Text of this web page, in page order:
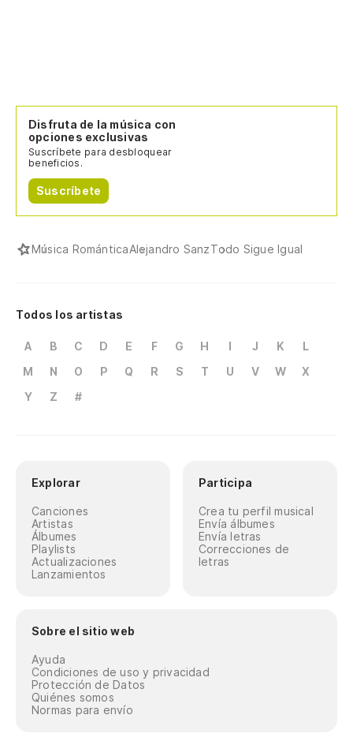
Disfruta de la música con
opciones exclusivas
Suscríbete para desbloquear
beneficios.
Suscríbete
Música RománticaAlejandro SanzTodo Sigue Igual
Todos los artistas
A B C D E F G H I J K
L
M
N O P Q R S T U V W
X
Y
Z #
Explorar
Canciones
Artistas
Álbumes
Playlists
Actualizaciones
Lanzamientos
Participa
Crea tu perfil musical
Envía álbumes
Envía letras
Correcciones de
letras
Sobre el sitio web
Ayuda
Condiciones de uso y privacidad
Protección de Datos
Quiénes somos
Normas para envío